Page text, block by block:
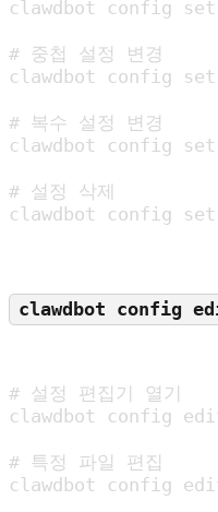
clawdbot config
# 중첩 설정 변경
clawdbot config set
# 복수 설정 변경
clawdbot config set
# 설정 삭제
clawdbot config
clawdbot config
# 설정 편집기 열기
clawdbot config
# 특정 파일 편집
clawdbot config